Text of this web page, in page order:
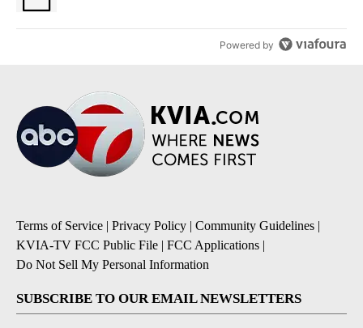
Powered by
Terms of Service | Privacy Policy | Community Guidelines |
KVIA-TV FCC Public File | FCC Applications |
Do Not Sell My Personal Information
SUBSCRIBE TO OUR EMAIL NEWSLETTERS